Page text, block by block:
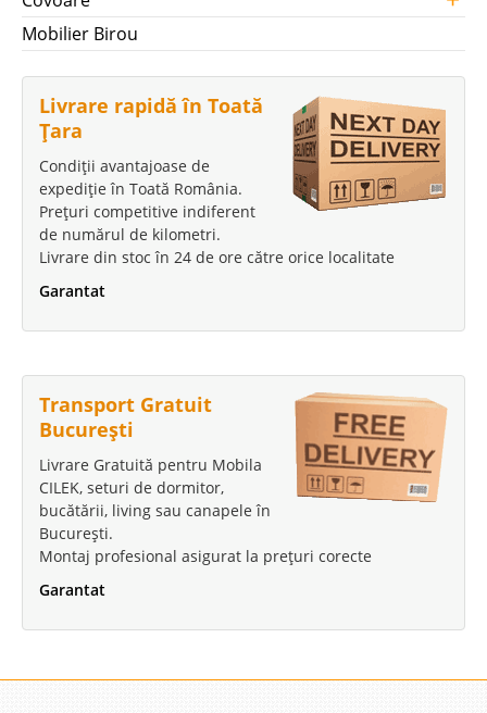
Mobilier Birou
Livrare rapidă în Toată
Țara
Condiții avantajoase de
expediție în Toată România.
Prețuri competitive indiferent
de numărul de kilometri.
Livrare din stoc în 24 de ore către orice localitate
Garantat
Transport Gratuit
București
Livrare Gratuită pentru Mobila
CILEK, seturi de dormitor,
bucătării, living sau canapele în
București.
Montaj profesional asigurat la prețuri corecte
Garantat